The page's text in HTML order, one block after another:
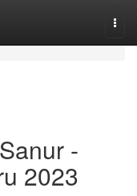
-
2023